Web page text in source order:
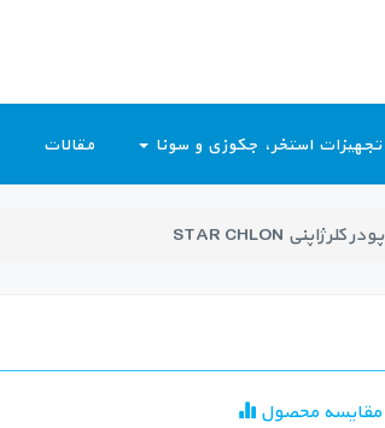
تجهیزات استخر، جکوزی و سونا مقالات
پودر کلر ژاپنی STAR CHLON
مقایسه محصول